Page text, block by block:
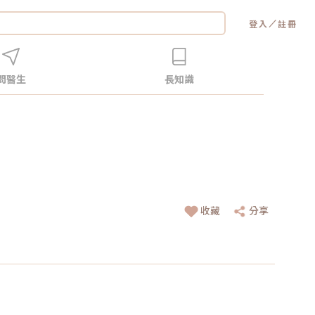
登入 ／註冊
醫生 長知識
收藏 分享